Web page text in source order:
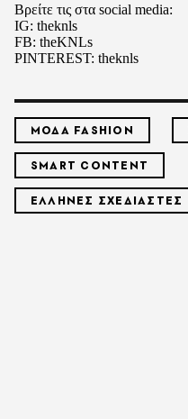
Βρείτε τις στα social media:
IG: theknls
FB: theKNLs
PINTEREST: theknls
ΜΟΔΑ FASHION
SMART CONTENT
ΕΛΛΗΝΕΣ ΣΧΕΔΙΑΣΤΕΣ